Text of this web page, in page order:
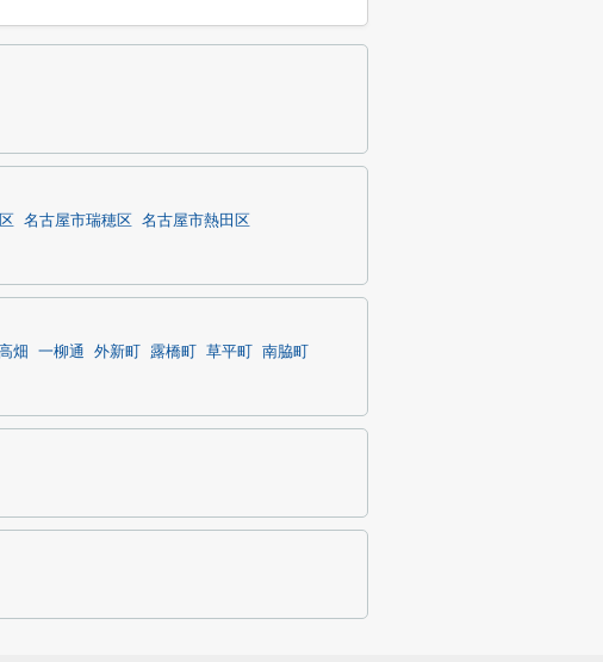
名古屋市瑞穂区
名古屋市熱田区
高畑 一柳通 外新町 露橋町 草平町
南脇町